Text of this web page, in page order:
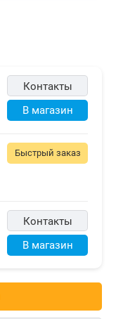
Контакты
В магазин
Быстрый заказ
Контакты
В магазин